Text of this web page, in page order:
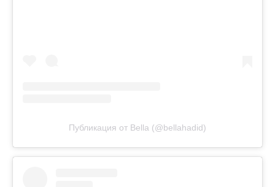
Публикация от Bella (@bellahadid)